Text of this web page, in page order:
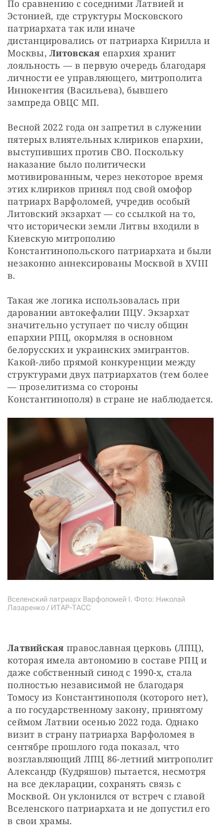
По сравнению с соседними Латвией и
Эстонией, где структуры Московского
патриархата так или иначе
дистанцировались от патриарха Кирилла и
Москвы, Литовская епархия хранит
лояльность — в первую очередь благодаря
личности ее управляющего, митрополита
Иннокентия (Васильева), бывшего
зампреда ОВЦС МП.
Весной 2022 года он запретил в служении
пятерых влиятельных клириков епархии,
выступивших против СВО. Поскольку
наказание было политически
мотивированным, через некоторое время
этих клириков принял под свой омофор
патриарх Варфоломей, учредив особый
Литовский экзархат — со ссылкой на то,
что исторически земли Литвы входили в
Киевскую митрополию
Константинопольского патриархата и были
незаконно аннексированы Москвой в XVIII
в.
Такая же логика использовалась при
даровании автокефалии ПЦУ. Экзархат
значительно уступает по числу общин
епархии РПЦ, окормляя в основном
белорусских и украинских эмигрантов.
Какой-либо прямой конкуренции между
структурами двух патриархатов (тем более
— прозелитизма со стороны
Константинополя) в стране не наблюдается.
Вселенский патриарх Варфоломей І. Фото: Николай
Лазаренко / ИТАР-ТАСС
Латвийская православная церковь (ЛПЦ),
которая имела автономию в составе РПЦ и
даже собственный синод с 1990-х, стала
полностью независимой не благодаря
Томосу из Константинополя (которого нет),
а по государственному закону, принятому
сеймом Латвии осенью 2022 года. Однако
визит в страну патриарха Варфоломея в
сентябре прошлого года показал, что
возглавляющий ЛПЦ 86-летний митрополит
Александр (Кудряшов) пытается, несмотря
на все декларации, сохранять связь с
Москвой. Он уклонился от встреч с главой
Вселенского патриархата и не допустил его
в свои храмы.